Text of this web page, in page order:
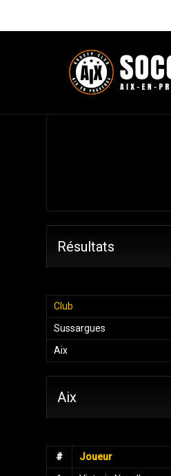
Récapitulatif
Résultats
Club
Sussargues
Aix
Aix
# Joueur